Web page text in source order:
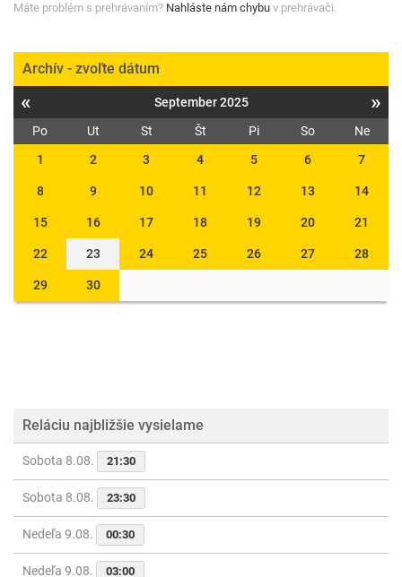
Máte problém s prehrávaním? Nahláste nám chybu v prehrávači.
Archív - zvoľte dátum
« September 2025 »
Po Ut St Št Pi So
Ne
1
2 3 4 5 6 7
8 9 10 11 12 13 14
15 16 17 18 19 20 21
22 23 24 25 26 27 28
29 30
Reláciu najbližšie vysielame
Sobota 8.08. 21:30
Sobota 8.08. 23:30
Nedeľa 9.08. 00:30
Nedeľa 9.08. 03:00